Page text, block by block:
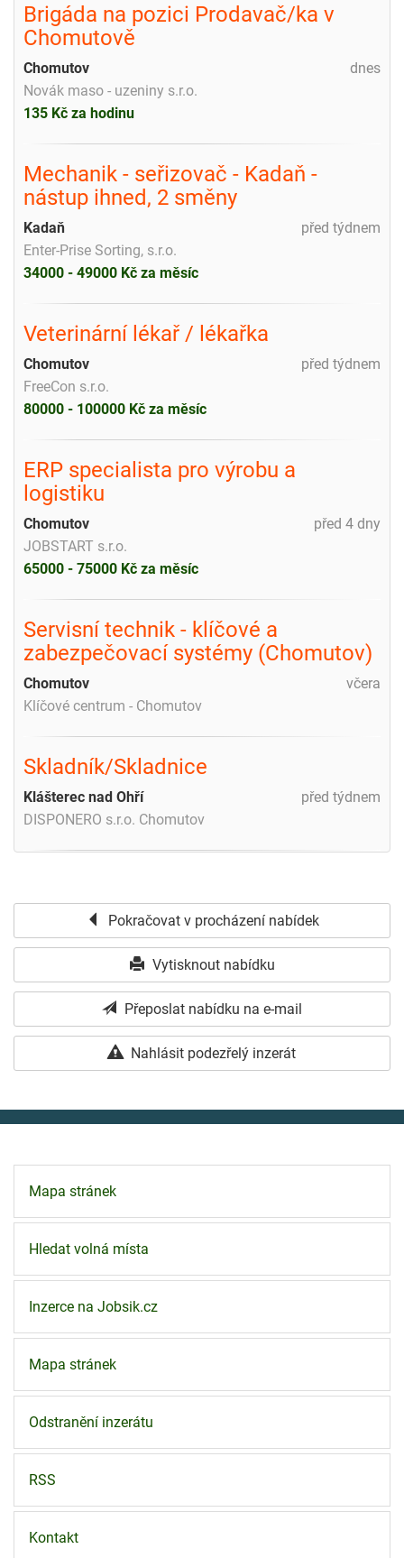
Brigáda na pozici Prodavač/ka v
Chomutově
dnes
Chomutov
Novák maso - uzeniny s.r.o.
135 Kč za hodinu
Mechanik - seřizovač - Kadaň -
nástup ihned, 2 směny
před týdnem
Kadaň
Enter-Prise Sorting, s.r.o.
34000 - 49000 Kč za měsíc
Veterinární lékař / lékařka
před týdnem
Chomutov
FreeCon s.r.o.
80000 - 100000 Kč za měsíc
ERP specialista pro výrobu a
logistiku
před 4 dny
Chomutov
JOBSTART s.r.o.
65000 - 75000 Kč za měsíc
Servisní technik - klíčové a
zabezpečovací systémy (Chomutov)
včera
Chomutov
Klíčové centrum - Chomutov
Skladník/Skladnice
před týdnem
Klášterec nad Ohří
DISPONERO s.r.o. Chomutov
Pokračovat v procházení nabídek
Vytisknout nabídku
Přeposlat nabídku na e-mail
Nahlásit podezřelý inzerát
Mapa stránek
Hledat volná místa
Inzerce na Jobsik.cz
Mapa stránek
Odstranění inzerátu
RSS
Kontakt